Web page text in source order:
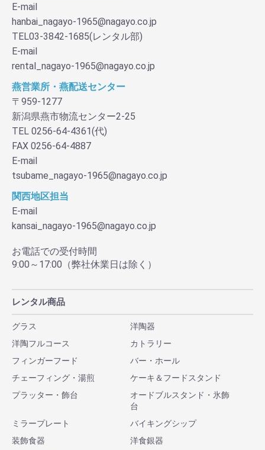
E-mail
hanbai_nagayo-1965@nagayo.co.jp
TEL03-3842-1685(レンタル部)
E-mail
rental_nagayo-1965@nagayo.co.jp
燕営業所・燕配送センター
〒959-1277
新潟県燕市物流センター2-25
TEL 0256-64-4361(代)
FAX 0256-64-4887
E-mail
tsubame_nagayo-1965@nagayo.co.jp
関西地区担当
E-mail
kansai_nagayo-1965@nagayo.co.jp
お電話での受付時間
9:00～17:00（弊社休業日は除く）
レンタル商品
グラス
洋陶器
洋陶フルコース
カトラリー
フィンガーフード
バー・ホール
チェーフィング・湯煎
ケーキ＆フードスタンド
プラッター・飾台
オードブルスタンド・氷飾
台
ミラープレート
バイキングシップ
装飾食器
洋食銀器